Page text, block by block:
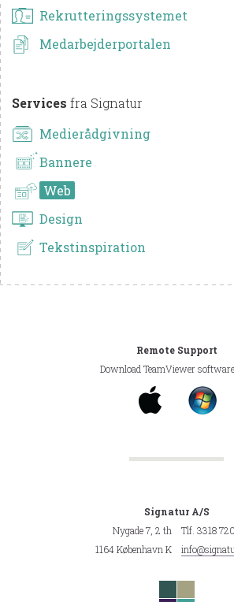
Rekrutteringssystemet
Medarbejderportalen
Services fra Signatur
Medierådgivning
Bannere
Web
Design
Tekstinspiration
Remote Support
Download TeamViewer
Signatur A/S
Nygade 7, 2 th
1164 København K
Tlf. 3318